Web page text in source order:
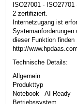
ISO27001 -
2 zertifiziert.
Internetzugang ist
Systemanforderungen
dieser Funktion finden
http://
Technische Details:
Allgemein
Produkttyp
Notebook - AI Ready
Betriebssystem